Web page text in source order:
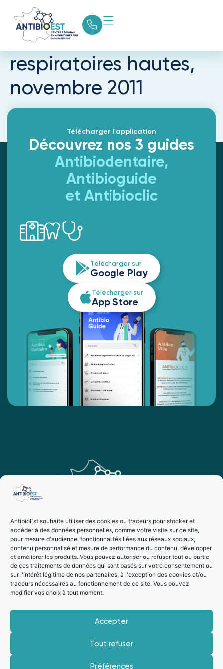
AntibioEst souhaite utiliser des cookies ou traceurs pour stocker et
accéder à des données personnelles, comme votre visite sur ce site,
pour mesure d'audience, fonctionnalités liées aux réseaux sociaux,
contenu personnalisé et mesure de performance du contenu, développer
et améliorer les produits. Vous pouvez autoriser ou refuser tout ou partie
de ces traitements de données qui sont basés sur votre consentement ou
sur l'intérêt légitime de nos partenaires, à l'exception des cookies et/ou
traceurs nécessaires au fonctionnement de ce site. Vous pouvez
modifier vos choix à tout moment.
Accepter
Tout refuser
Préférences
Recommandations
infections
respiratoires hautes,
novembre 2011
Télécharger l'application
Découvrez nos 3 guides
Antibiodentaire,
Antibioguide
et Antibioclic
Télécharger sur
Google Play
Télécharger sur
App Store
Vie privée
Mentions légales